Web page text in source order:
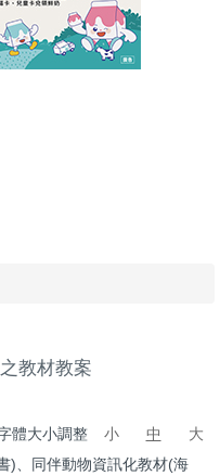
教材教案
體大小調整 小 中
大
)、同伴動物資訊化教材(海